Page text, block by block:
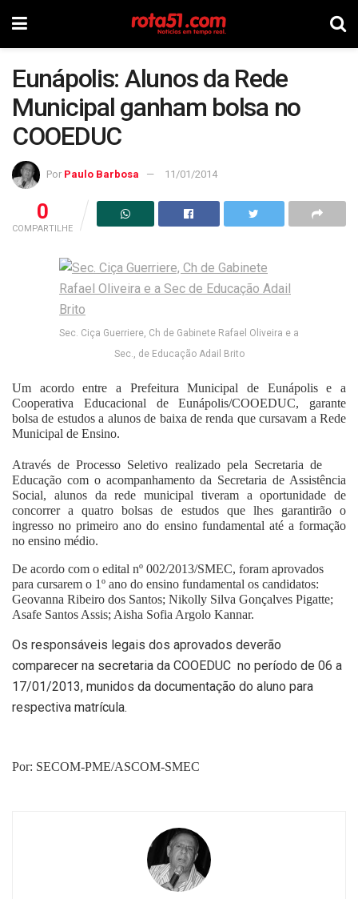
Eunápolis: Alunos da Rede
Municipal ganham bolsa no
COOEDUC
Por Paulo Barbosa 11/01/2014
0
COMPARTILHE
Sec. Ciça Guerriere, Ch de Gabinete Rafael Oliveira e a
Sec., de Educação Adail Brito
Um acordo entre a Prefeitura Municipal de Eunápolis e a
Cooperativa Educacional de Eunápolis/COOEDUC, garante
bolsa de estudos a alunos de baixa de renda que cursavam a Rede
Municipal de Ensino.
Através de Processo Seletivo realizado pela Secretaria de
Educação com o acompanhamento da Secretaria de Assistência
Social, alunos da rede municipal tiveram a oportunidade de
concorrer a quatro bolsas de estudos que lhes garantirão o
ingresso no primeiro ano do ensino fundamental até a formação
no ensino médio.
De acordo com o edital nº 002/2013/SMEC, foram aprovados
para cursarem o 1º ano do ensino fundamental os candidatos:
Geovanna Ribeiro dos Santos; Nikolly Silva Gonçalves Pigatte;
Asafe Santos Assis; Aisha Sofia Argolo Kannar.
Os responsáveis legais dos aprovados deverão
comparecer na secretaria da COOEDUC no período de 06 a
17/01/2013, munidos da documentação do aluno para
respectiva matrícula.
Por: SECOM-PME/ASCOM-SMEC